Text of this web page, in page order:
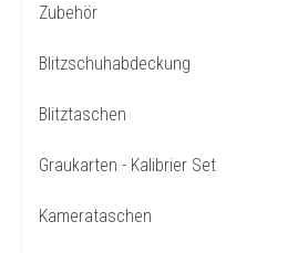
Zubehör
Blitzschuhabdeckung
Blitztaschen
Graukarten - Kalibrier Set
Kamerataschen